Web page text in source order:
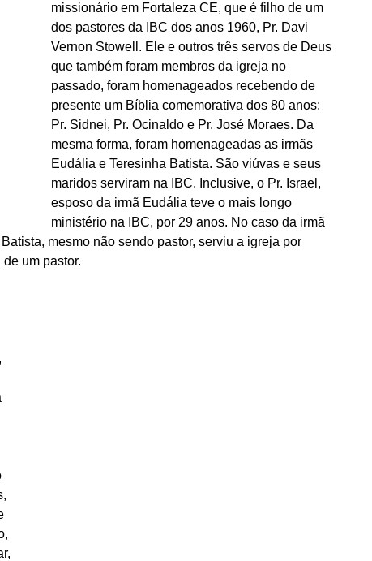
missionário em Fortaleza CE, que é filho de um
dos pastores da IBC dos anos 1960, Pr. Davi
Vernon Stowell. Ele e outros três servos de Deus
que também foram membros da igreja no
passado, foram homenageados recebendo de
presente um Bíblia comemorativa dos 80 anos:
Pr. Sidnei, Pr. Ocinaldo e Pr. José Moraes. Da
mesma forma, foram homenageadas as irmãs
Eudália e Teresinha Batista. São viúvas e seus
maridos serviram na IBC. Inclusive, o Pr. Israel,
esposo da irmã Eudália teve o mais longo
ministério na IBC, por 29 anos. No caso da irmã
mesmo não sendo pastor, serviu a igreja por
um pastor.